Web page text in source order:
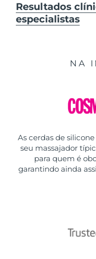
Resultados
especialistas
NA
As cerdas de
seu massajador
para quem é
garantindo ainda